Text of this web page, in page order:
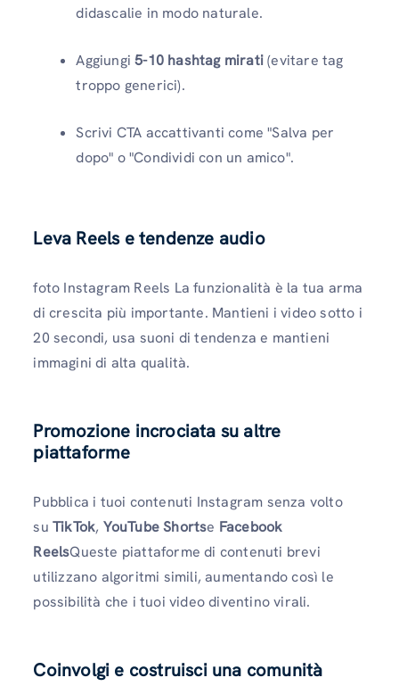
didascalie in modo naturale.
Aggiungi5-10 hashtag mirati(evitare tag
troppo generici).
Scrivi CTA accattivanti come "Salva per
dopo" o "Condividi con un amico".
Leva Reels e tendenze audio
foto Instagram Reels La funzionalità è la tua arma
di crescita più importante. Mantieni i video sotto i
20 secondi, usa suoni di tendenza e mantieni
immagini di alta qualità.
Promozione incrociata su altre
piattaforme
Pubblica i tuoi contenuti Instagram senza volto
su TikTok, YouTube Shortse Facebook
ReelsQueste piattaforme di contenuti brevi
utilizzano algoritmi simili, aumentando così le
possibilità che i tuoi video diventino virali.
Coinvolgi e costruisci una comunità